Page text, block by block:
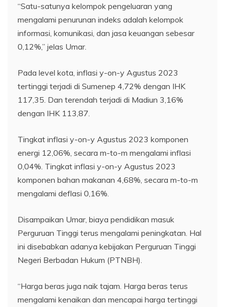
“Satu-satunya kelompok pengeluaran yang
mengalami penurunan indeks adalah kelompok
informasi, komunikasi, dan jasa keuangan sebesar
0,12%,” jelas Umar.
Pada level kota, inflasi y-on-y Agustus 2023
tertinggi terjadi di Sumenep 4,72% dengan IHK
117,35. Dan terendah terjadi di Madiun 3,16%
dengan IHK 113,87.
Tingkat inflasi y-on-y Agustus 2023 komponen
energi 12,06%, secara m-to-m mengalami inflasi
0,04%. Tingkat inflasi y-on-y Agustus 2023
komponen bahan makanan 4,68%, secara m-to-m
mengalami deflasi 0,16%.
Disampaikan Umar, biaya pendidikan masuk
Perguruan Tinggi terus mengalami peningkatan. Hal
ini disebabkan adanya kebijakan Perguruan Tinggi
Negeri Berbadan Hukum (PTNBH).
“Harga beras juga naik tajam. Harga beras terus
mengalami kenaikan dan mencapai harga tertinggi